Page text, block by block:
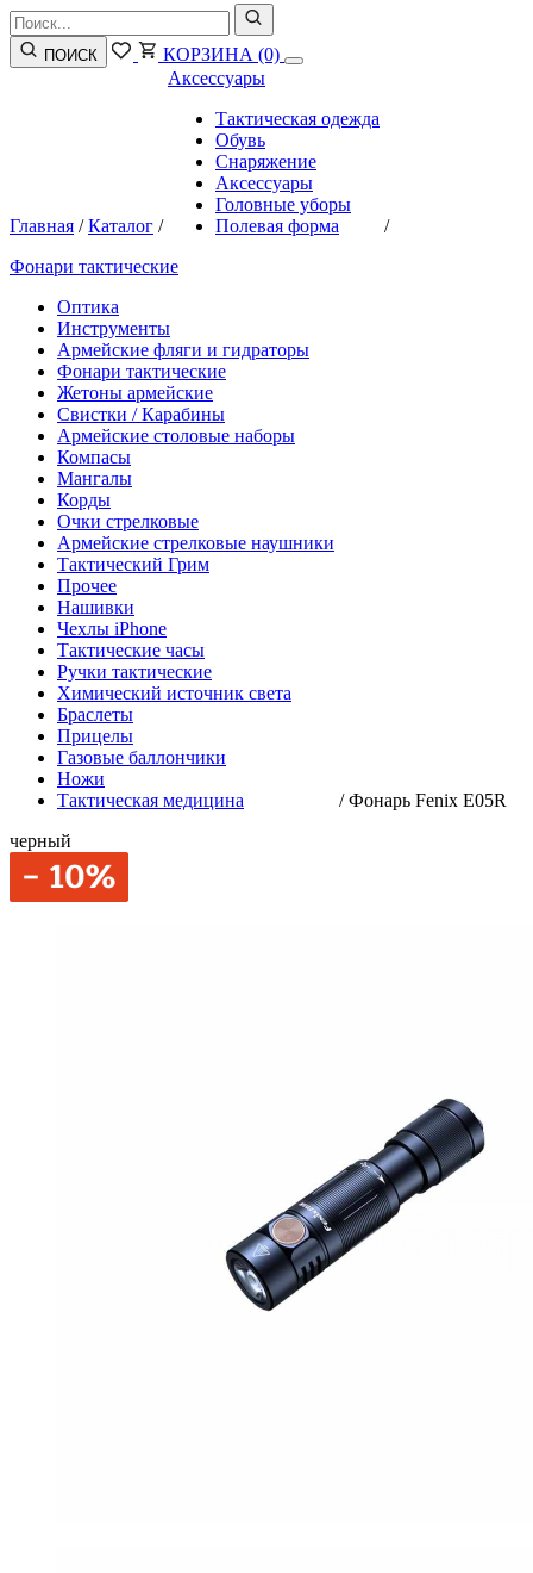
ПОИСК КОРЗИНА (0)
Главная /Каталог /
Аксессуары
Тактическая одежда
Обувь
Снаряжение
Аксессуары
Головные уборы
Полевая форма
/
Фонари тактические
Оптика
Инструменты
Армейские фляги и гидраторы
Фонари тактические
Жетоны армейские
Свистки / Карабины
Армейские столовые наборы
Компасы
Мангалы
Корды
Очки стрелковые
Армейские стрелковые наушники
Тактический Грим
Прочее
Нашивки
Чехлы iPhone
Тактические часы
Ручки тактические
Химический источник света
Браслеты
Прицелы
Газовые баллончики
Ножи
Тактическая медицина
/Фонарь Fenix E05R
черный